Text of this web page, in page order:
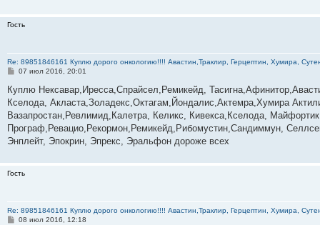
Гость
Re: 89851846161 Куплю дорого онкологию!!!! Авастин,Траклир, Герцептин, Хумира,
С
о
б
щ
е
и
е
07 июл 2016, 20:01
Куплю Нексавар,Иресса,Спрайсел,Ремикейд,
Кселода, Акласта,Золадекс,Октагам,Йондалис,Актемра,Хумира
Вазапростан,Ревлимид,Калетра, Келикс, Кивекса,Кселода,
Програф,Ревацио,Рекормон,Ремикейд,Рибомустин,Сандиммун,
Энплейт, Эпокрин, Эпрекс, Эральфон дороже всех
Гость
Re: 89851846161 Куплю дорого онкологию!!!! Авастин,Траклир, Герцептин, Хумира,
С08 июл 2016, 12:18